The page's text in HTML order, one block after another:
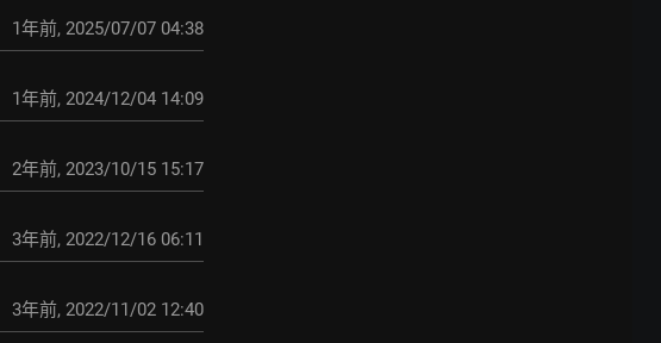
1年前, 2025/07/07 04:38
1年前, 2024/12/04 14:09
2年前, 2023/10/15 15:17
3年前, 2022/12/16 06:11
3年前, 2022/11/02 12:40